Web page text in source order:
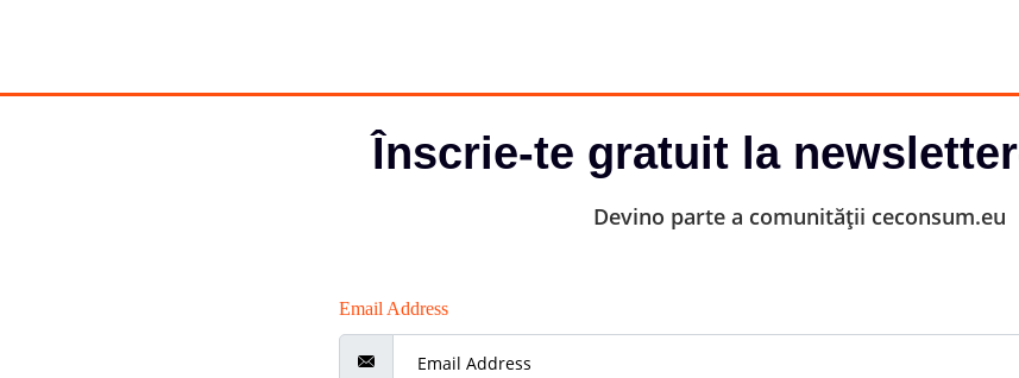
Înscrie-te gratuit la
Devino parte a comunității ceconsum.eu
Email Address